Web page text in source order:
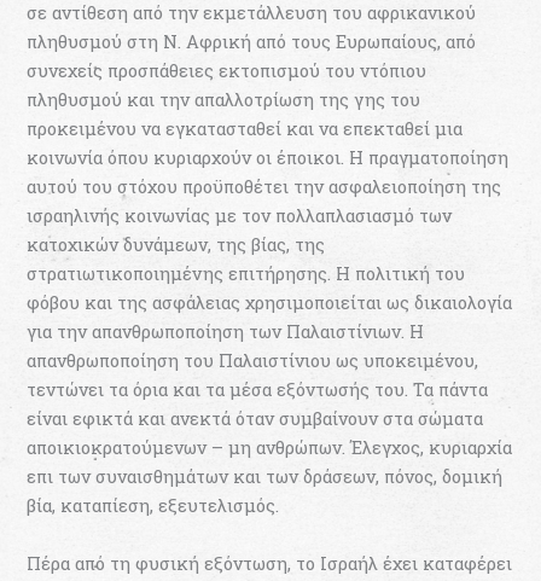
σε αντίθεση από την εκμετάλλευση του αφρικανικού
πληθυσμού στη Ν. Αφρική από τους Ευρωπαίους, από
συνεχείς προσπάθειες εκτοπισμού του ντόπιου
πληθυσμού και την απαλλοτρίωση της γης του
προκειμένου να εγκατασταθεί και να επεκταθεί μια
κοινωνία όπου κυριαρχούν οι έποικοι. Η πραγματοποίηση
αυτού του στόχου προϋποθέτει την ασφαλειοποίηση της
ισραηλινής κοινωνίας με τον πολλαπλασιασμό των
κατοχικών δυνάμεων, της βίας, της
στρατιωτικοποιημένης επιτήρησης. Η πολιτική του
φόβου και της ασφάλειας χρησιμοποιείται ως δικαιολογία
για την απανθρωποποίηση των Παλαιστίνιων. Η
απανθρωποποίηση του Παλαιστίνιου ως υποκειμένου,
τεντώνει τα όρια και τα μέσα εξόντωσής του. Τα πάντα
είναι εφικτά και ανεκτά όταν συμβαίνουν στα σώματα
αποικιοκρατούμενων – μη ανθρώπων. Έλεγχος, κυριαρχία
επι των συναισθημάτων και των δράσεων, πόνος, δομική
βία, καταπίεση, εξευτελισμός.
Πέρα από τη φυσική εξόντωση, το Ισραήλ έχει καταφέρει